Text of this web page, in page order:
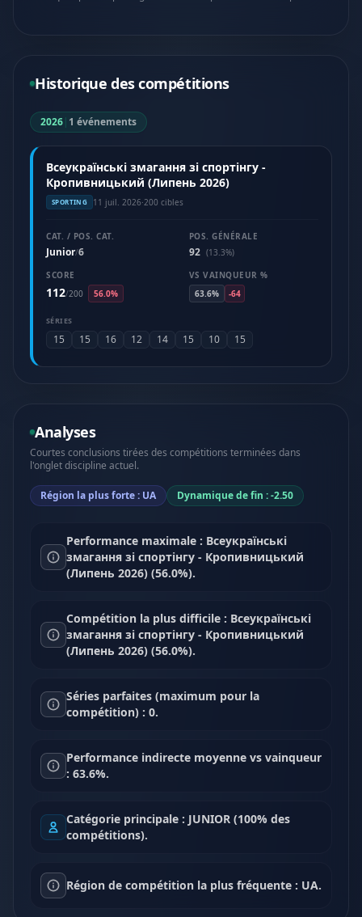
Historique des compétitions
2026| 1 événements
Всеукраїнські змагання зі спортінгу -
Кропивницький (Липень 2026)
SPORTING 11 juil. 2026·200 cibles
CAT. / POS. CAT.
Junior/6
POS. GÉNÉRALE
92 (13.3%)
SCORE
112/200 56.0%
VS VAINQUEUR %
63.6%
-64
SÉRIES
15 15 16 12 14 15 10 15
Analyses
Courtes conclusions tirées des compétitions terminées dans
l'onglet discipline actuel.
Région la plus forte : UA Dynamique de fin : -2.50
Performance maximale : Всеукраїнські
змагання зі спортінгу - Кропивницький
(Липень 2026) (56.0%).
Compétition la plus difficile : Всеукраїнські
змагання зі спортінгу - Кропивницький
(Липень 2026) (56.0%).
Séries parfaites (maximum pour la
compétition) : 0.
Performance indirecte moyenne vs vainqueur
: 63.6%.
Catégorie principale : JUNIOR (100% des
compétitions).
Région de compétition la plus fréquente : UA.